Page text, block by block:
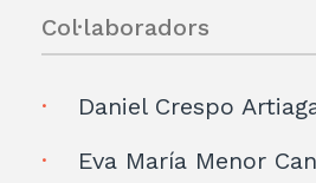
Col·laboradors
Daniel Crespo
Eva María Menor